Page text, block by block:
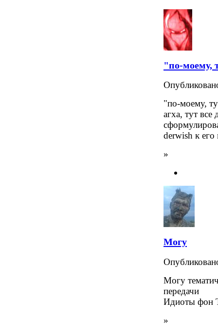
"по-моему,
"по-моему,
агха, тут
derwish к
»
Могу
Могу
передачи
Идиоты фон
»